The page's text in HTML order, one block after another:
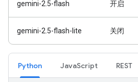
gemini-2.5-flash 开启
gemini-2.5-flash-lite 关闭
Python JavaScript REST